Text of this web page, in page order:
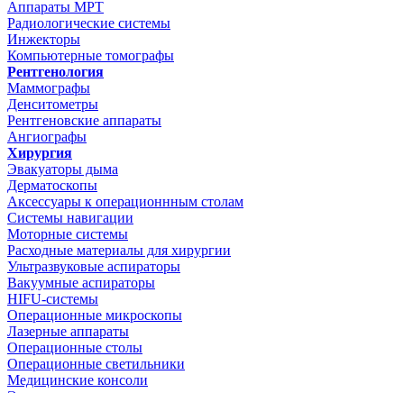
Аппараты МРТ
Радиологические системы
Инжекторы
Компьютерные томографы
Рентгенология
Маммографы
Денситометры
Рентгеновские аппараты
Ангиографы
Хирургия
Эвакуаторы дыма
Дерматоскопы
Аксессуары к операционнным столам
Системы навигации
Моторные системы
Расходные материалы для хирургии
Ультразвуковые аспираторы
Вакуумные аспираторы
HIFU-системы
Операционные микроскопы
Лазерные аппараты
Операционные столы
Операционные светильники
Медицинские консоли